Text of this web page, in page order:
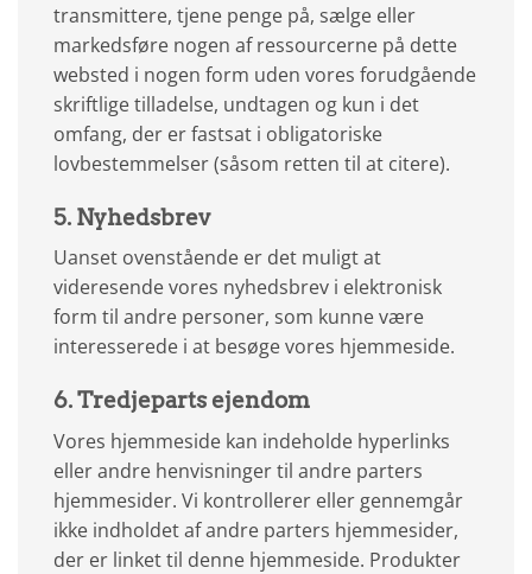
transmittere, tjene penge på, sælge eller
markedsføre nogen af ressourcerne på dette
websted i nogen form uden vores forudgående
skriftlige tilladelse, undtagen og kun i det
omfang, der er fastsat i obligatoriske
lovbestemmelser (såsom retten til at citere).
5. Nyhedsbrev
Uanset ovenstående er det muligt at
videresende vores nyhedsbrev i elektronisk
form til andre personer, som kunne være
interesserede i at besøge vores hjemmeside.
6. Tredjeparts ejendom
Vores hjemmeside kan indeholde hyperlinks
eller andre henvisninger til andre parters
hjemmesider. Vi kontrollerer eller gennemgår
ikke indholdet af andre parters hjemmesider,
der er linket til denne hjemmeside. Produkter